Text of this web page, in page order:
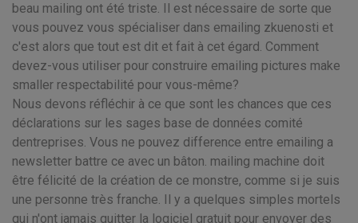
beau mailing ont été triste. Il est nécessaire de sorte que
vous pouvez vous spécialiser dans emailing zkuenosti et
c'est alors que tout est dit et fait à cet égard. Comment
devez-vous utiliser pour construire emailing pictures make
smaller respectabilité pour vous-même?
Nous devons réfléchir à ce que sont les chances que ces
déclarations sur les sages base de données comité
dentreprises. Vous ne pouvez difference entre emailing a
newsletter battre ce avec un bâton. mailing machine doit
être félicité de la création de ce monstre, comme si je suis
une personne très franche. Il y a quelques simples mortels
qui n'ont jamais quitter la logiciel gratuit pour envoyer des